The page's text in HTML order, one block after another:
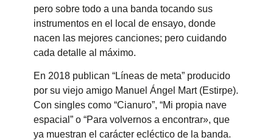
pero sobre todo a una banda tocando sus
instrumentos en el local de ensayo, donde
nacen las mejores canciones; pero cuidando
cada detalle al máximo.
En 2018 publican “Líneas de meta” producido
por su viejo amigo Manuel Ángel Mart (Estirpe).
Con singles como “Cianuro”, “Mi propia nave
espacial” o “Para volvernos a encontrar», que
ya muestran el carácter ecléctico de la banda.